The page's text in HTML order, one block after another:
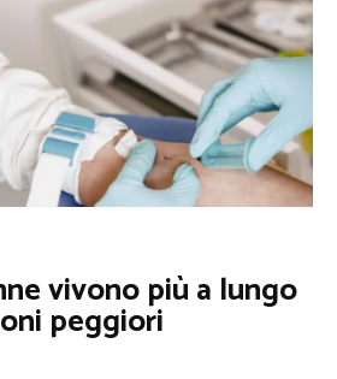
vivono più a lungo
peggiori